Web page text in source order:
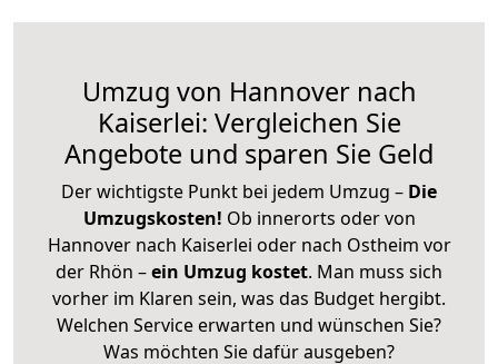
Umzug von Hannover nach
Kaiserlei: Vergleichen Sie
Angebote und sparen Sie Geld
Der wichtigste Punkt bei jedem Umzug – Die
Umzugskosten! Ob innerorts oder von
Hannover nach Kaiserlei oder nach Ostheim vor
der Rhön –ein Umzug kostet. Man muss sich
vorher im Klaren sein, was das Budget hergibt.
Welchen Service erwarten und wünschen Sie?
Was möchten Sie dafür ausgeben?